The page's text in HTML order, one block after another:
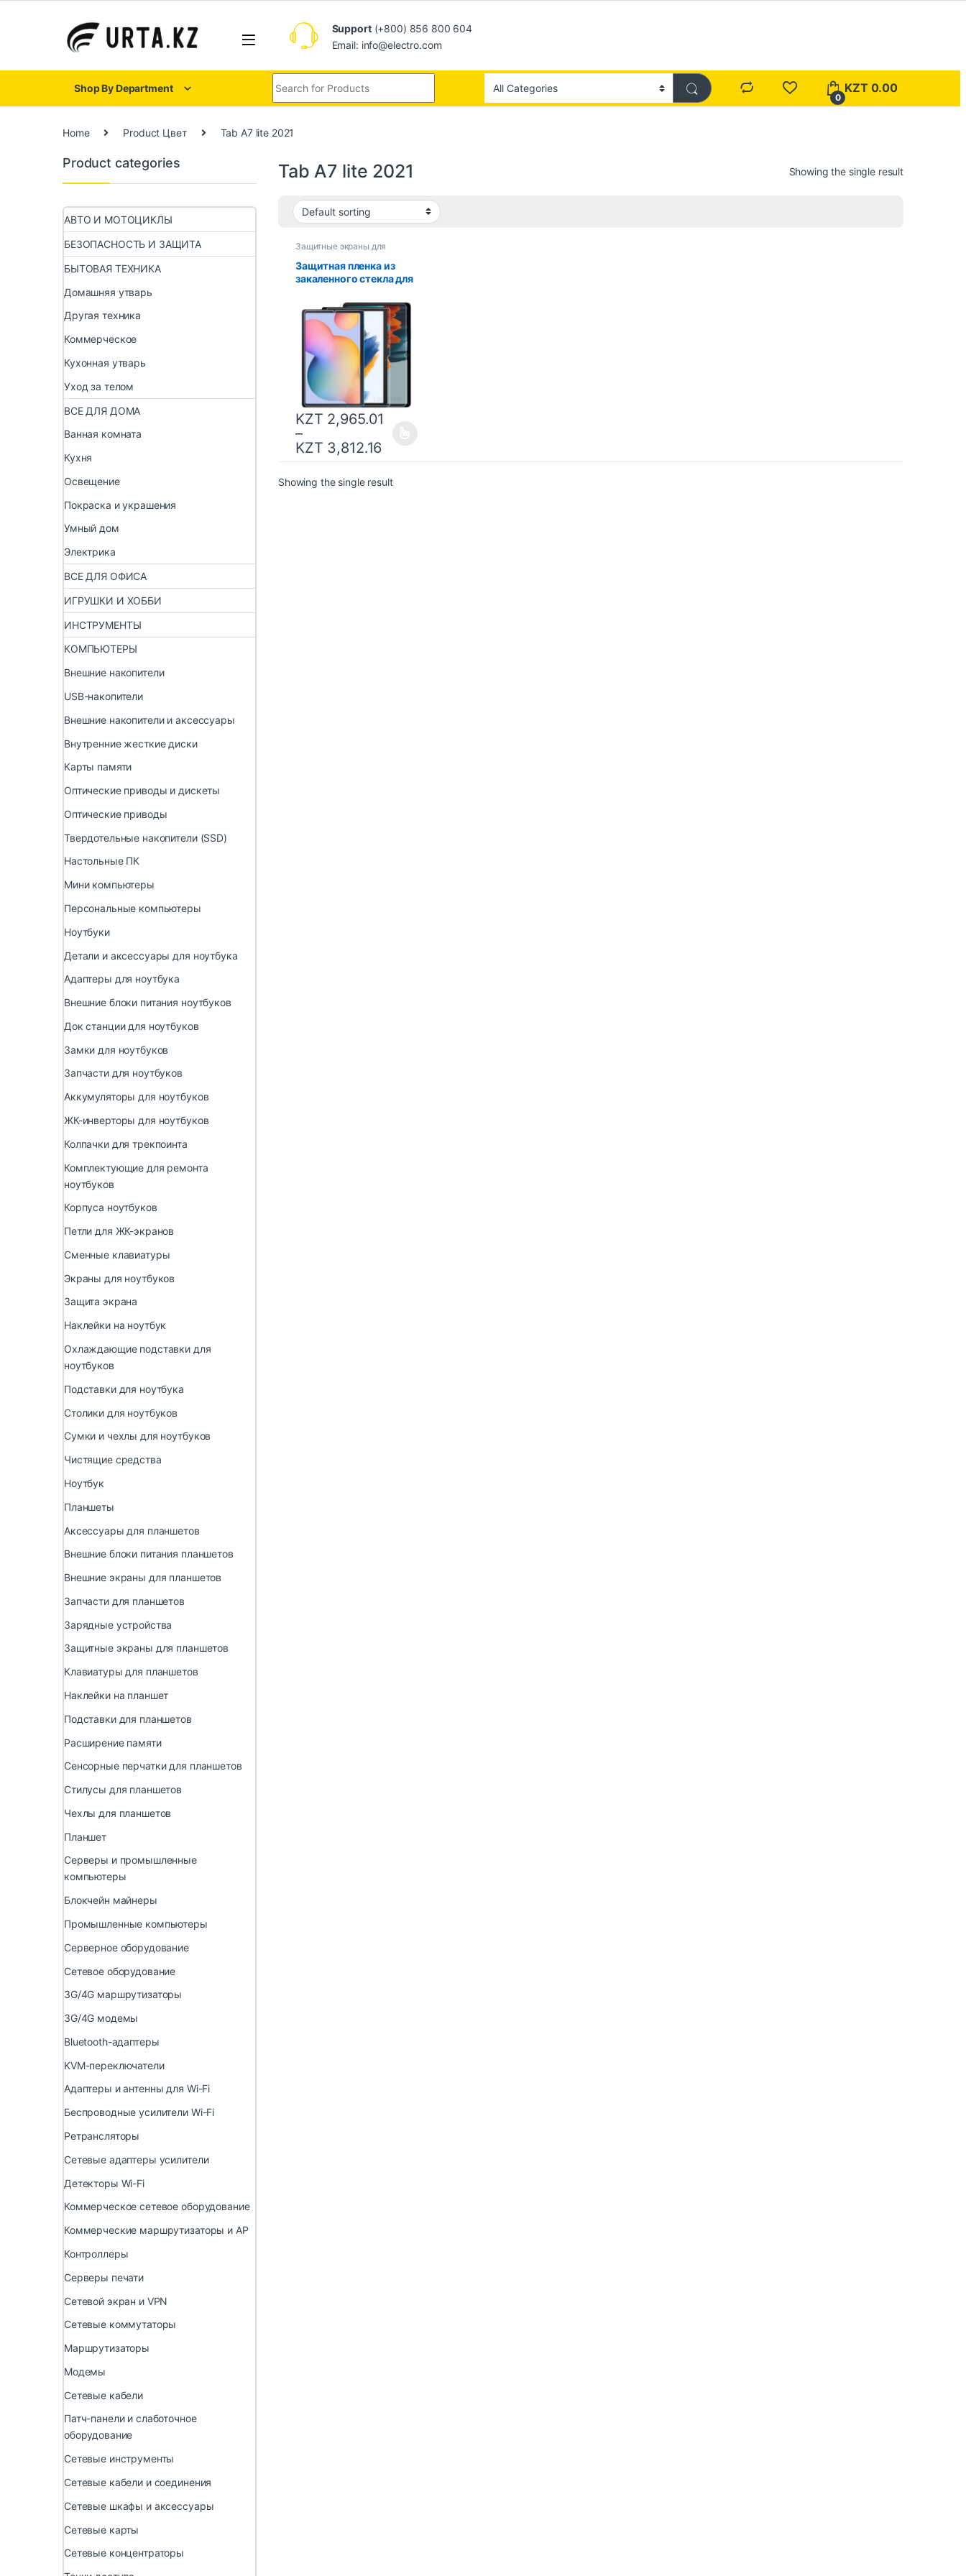
Support(+800) 856 800 604
Email: info@electro.com
Shop By Department
0
KZT 0.00
Home Product Цвет Tab A7 lite 2021
Tab A7 lite 2021 Showing the single result
Защитные экраны для
Защитная пленка из
закаленного стекла для
S8 S7 S6 lite S5E Tab A8
A7 A 8.0 8.7 10.1 10.4
10.5 11 2021 2022 2023
KZT 2,965.01
–
KZT 3,812.16
Showing the single result
Product categories
АВТО И МОТОЦИКЛЫ
БЕЗОПАСНОСТЬ И ЗАЩИТА
БЫТОВАЯ ТЕХНИКА
Домашняя утварь
Другая техника
Коммерческое
Кухонная утварь
Уход за телом
ВСЕ ДЛЯ ДОМА
Ванная комната
Кухня
Освещение
Покраска и украшения
Умный дом
Электрика
ВСЕ ДЛЯ ОФИСА
ИГРУШКИ И ХОББИ
ИНСТРУМЕНТЫ
КОМПЬЮТЕРЫ
Внешние накопители
USB-накопители
Внешние накопители и аксессуары
Внутренние жесткие диски
Карты памяти
Оптические приводы и дискеты
Оптические приводы
Твердотельные накопители (SSD)
Настольные ПК
Мини компьютеры
Персональные компьютеры
Ноутбуки
Детали и аксессуары для ноутбука
Адаптеры для ноутбука
Внешние блоки питания ноутбуков
Док станции для ноутбуков
Замки для ноутбуков
Запчасти для ноутбуков
Аккумуляторы для ноутбуков
ЖК-инверторы для ноутбуков
Колпачки для трекпоинта
Комплектующие для ремонта
ноутбуков
Корпуса ноутбуков
Петли для ЖК-экранов
Сменные клавиатуры
Экраны для ноутбуков
Защита экрана
Наклейки на ноутбук
Охлаждающие подставки для
ноутбуков
Подставки для ноутбука
Столики для ноутбуков
Сумки и чехлы для ноутбуков
Чистящие средства
Ноутбук
Планшеты
Аксессуары для планшетов
Внешние блоки питания планшетов
Внешние экраны для планшетов
Запчасти для планшетов
Зарядные устройства
Защитные экраны для планшетов
Клавиатуры для планшетов
Наклейки на планшет
Подставки для планшетов
Расширение памяти
Сенсорные перчатки для планшетов
Стилусы для планшетов
Чехлы для планшетов
Планшет
Серверы и промышленные
компьютеры
Блокчейн майнеры
Промышленные компьютеры
Серверное оборудование
Сетевое оборудование
3G/4G маршрутизаторы
3G/4G модемы
Bluetooth-адаптеры
KVM-переключатели
Адаптеры и антенны для Wi-Fi
Беспроводные усилители Wi-Fi
Ретрансляторы
Сетевые адаптеры усилители
Детекторы Wi-Fi
Коммерческое сетевое оборудование
Коммерческие маршрутизаторы и AP
Контроллеры
Серверы печати
Сетевой экран и VPN
Сетевые коммутаторы
Маршрутизаторы
Модемы
Сетевые кабели
Патч-панели и слаботочное
оборудование
Сетевые инструменты
Сетевые кабели и соединения
Сетевые шкафы и аксессуары
Сетевые карты
Сетевые концентраторы